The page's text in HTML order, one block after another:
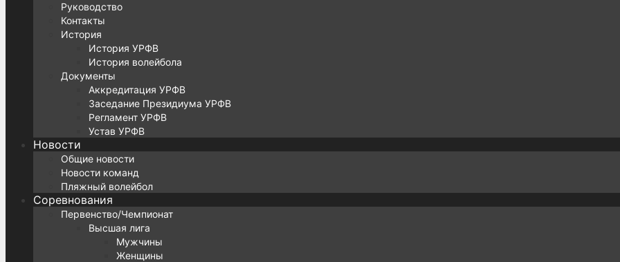
Руководство
Контакты
История
История УРФВ
История волейбола
Документы
Аккредитация УРФВ
Заседание Президиума УРФВ
Регламент УРФВ
Устав УРФВ
Новости
Общие новости
Новости команд
Пляжный волейбол
Соревнования
Первенство/Чемпионат
Высшая лига
Мужчины
Женщины